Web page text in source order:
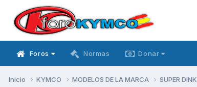
Foros Normas Donar
Inicio KYMCO MODELOS DE LA MARCA SUPER DINK